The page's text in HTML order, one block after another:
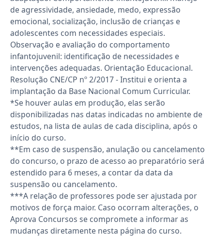
de agressividade, ansiedade, medo, expressão
emocional, socialização, inclusão de crianças e
adolescentes com necessidades especiais.
Observação e avaliação do comportamento
infantojuvenil: identificação de necessidades e
intervenções adequadas. Orientação Educacional.
Resolução CNE/CP nº 2/2017 - Institui e orienta a
implantação da Base Nacional Comum Curricular.
*Se houver aulas em produção, elas serão
disponibilizadas nas datas indicadas no ambiente de
estudos, na lista de aulas de cada disciplina, após o
início do curso.
**Em caso de suspensão, anulação ou cancelamento
do concurso, o prazo de acesso ao preparatório será
estendido para 6 meses, a contar da data da
suspensão ou cancelamento.
***A relação de professores pode ser ajustada por
motivos de força maior. Caso ocorram alterações, o
Aprova Concursos se compromete a informar as
mudanças diretamente nesta página do curso.